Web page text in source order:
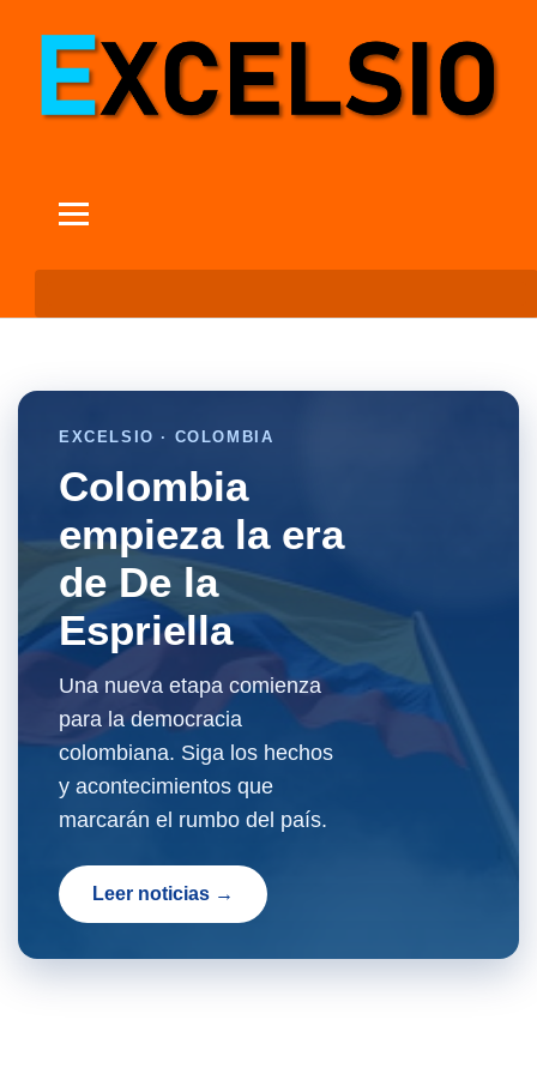
EXCELSIO · COLOMBIA
Colombia
empieza la era
de De la
Espriella
Una nueva etapa comienza
para la democracia
colombiana. Siga los hechos
y acontecimientos que
marcarán el rumbo del país.
Leer noticias →